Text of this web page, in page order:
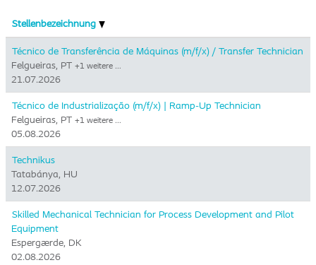
Stellenbezeichnung
Técnico de Transferência de Máquinas (m/f/x) / Transfer Technician
Felgueiras, PT +1 weitere …
21.07.2026
Técnico de Industrialização (m/f/x) | Ramp-Up Technician
Felgueiras, PT +1 weitere …
05.08.2026
Technikus
Tatabánya, HU
12.07.2026
Skilled Mechanical Technician for Process Development and Pilot
Equipment
Espergærde, DK
02.08.2026